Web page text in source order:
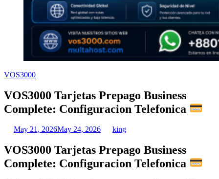
VOS3000
VOS3000 Tarjetas Prepago Business
Complete: Configuracion Telefonica
May 21, 2026May 24, 2026 king
VOS3000 Tarjetas Prepago Business
Complete: Configuracion Telefonica